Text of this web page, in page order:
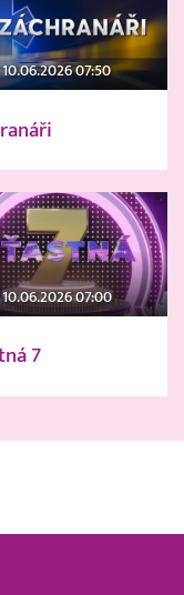
10.06.2026 07:50
10.06.2026 07:00
7